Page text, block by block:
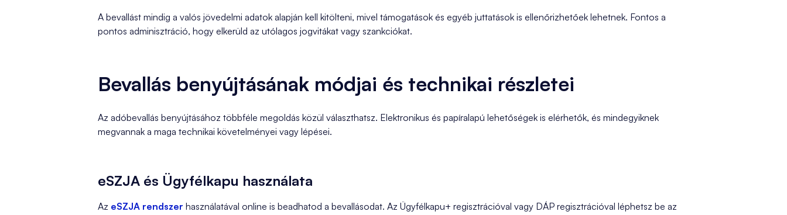
A bevallást mindig a valós jövedelmi adatok alapján kell kitölteni, mivel támogatások és egyéb juttatások is ellenőrizhetőek lehetnek. Fontos a
pontos adminisztráció, hogy elkerüld az utólagos jogvitákat vagy szankciókat.
Bevallás benyújtásának módjai és technikai részletei
Az adóbevallás benyújtásához többféle megoldás közül választhatsz. Elektronikus és papíralapú lehetőségek is elérhetők, és mindegyiknek
megvannak a maga technikai követelményei vagy lépései.
eSZJA és Ügyfélkapu használata
Az eSZJA rendszer használatával online is beadhatod a bevallásodat. Az Ügyfélkapu+ regisztrációval vagy DÁP regisztrációval léphetsz be az